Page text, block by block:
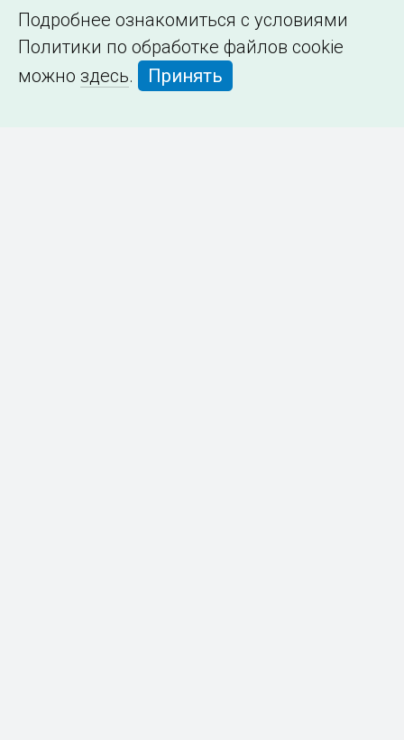
Подробнее ознакомиться с условиями
Политики по обработке файлов cookie
можно здесь. Принять